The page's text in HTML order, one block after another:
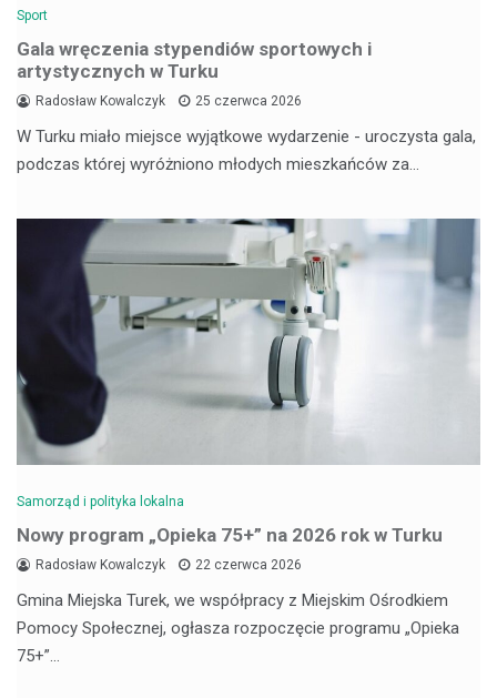
Sport
Gala wręczenia stypendiów sportowych i
artystycznych w Turku
Radosław Kowalczyk 25 czerwca 2026
W Turku miało miejsce wyjątkowe wydarzenie - uroczysta gala,
podczas której wyróżniono młodych mieszkańców za…
Samorząd i polityka lokalna
Nowy program „Opieka 75+” na 2026 rok w Turku
Radosław Kowalczyk 22 czerwca 2026
Gmina Miejska Turek, we współpracy z Miejskim Ośrodkiem
Pomocy Społecznej, ogłasza rozpoczęcie programu „Opieka
75+”…